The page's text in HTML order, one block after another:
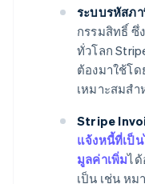
ระบบรหัสภ
กรรมสิทธิ์ ซึ่
ทั่วโลก
ต้องมาใช้โ
เหมาะสมสํ
Stripe
แจ้งหนี้ที่เป็
มูลค่าเพิ่มได้
เป็น เช่น ห